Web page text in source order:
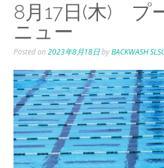
8月17日(木) プ
ニュー
Posted on2023年8月18日byBACKWASH